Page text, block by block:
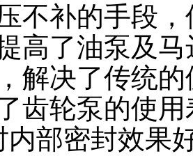
不补的手段
高了油泵及
解决了传统
齿轮泵的使
内部密封效果